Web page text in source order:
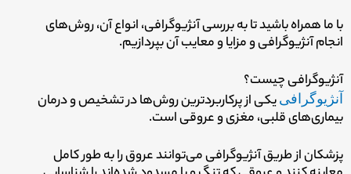
با ما همراه باشید تا به بررسی آنژیوگرافی، انواع آن، روش‌های
انجام آنژیوگرافی و مزایا و معایب آن بپردازیم.
آنژیوگرافی چیست؟
آنژیوگرافی یکی از پرکاربردترین روش‌ها در تشخیص و درمان
بیماری‌های قلبی، مغزی و عروقی است.
پزشکان از طریق آنژیوگرافی می‌توانند عروق را به طور کامل